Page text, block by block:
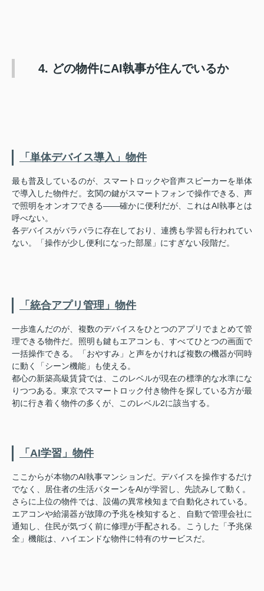
4. どの物件にAI執事が住んでいるか
「単体デバイス導入」物件
最も普及しているのが、スマートロックや音声スピーカーを単体
で導入した物件だ。玄関の鍵がスマートフォンで操作できる、声
で照明をオンオフできる——確かに便利だが、これはAI執事とは
呼べない。
各デバイスがバラバラに存在しており、連携も学習も行われてい
ない。「操作が少し便利になった部屋」にすぎない段階だ。
「統合アプリ管理」物件
一歩進んだのが、複数のデバイスをひとつのアプリでまとめて管
理できる物件だ。照明も鍵もエアコンも、すべてひとつの画面で
一括操作できる。「おやすみ」と声をかければ複数の機器が同時
に動く「シーン機能」も使える。
都心の新築高級賃貸では、このレベルが現在の標準的な水準にな
りつつある。東京でスマートロック付き物件を探している方が最
初に行き着く物件の多くが、このレベル2に該当する。
「AI学習」物件
ここからが本物のAI執事マンションだ。デバイスを操作するだけ
でなく、居住者の生活パターンをAIが学習し、先読みして動く。
さらに上位の物件では、設備の異常検知まで自動化されている。
エアコンや給湯器が故障の予兆を検知すると、自動で管理会社に
通知し、住民が気づく前に修理が手配される。こうした「予兆保
全」機能は、ハイエンドな物件に特有のサービスだ。